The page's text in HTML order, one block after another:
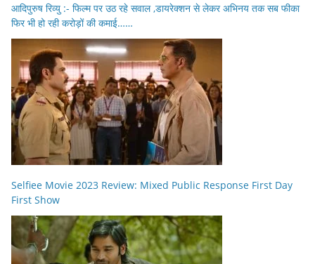
आदिपुरुष रिव्यु :- फिल्म पर उठ रहे सवाल ,डायरेक्शन से लेकर अभिनय तक सब फीका
फिर भी हो रही करोड़ों की कमाई……
Selfiee Movie 2023 Review: Mixed Public Response First Day
First Show